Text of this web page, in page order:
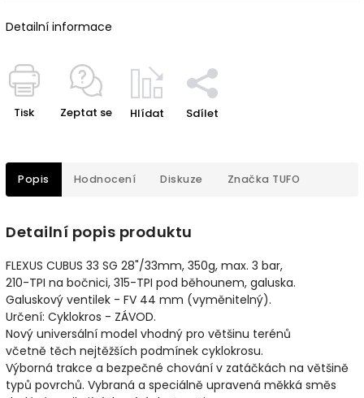
Detailní informace
Tisk Zeptat se Hlídat Sdílet
Popis Hodnocení Diskuze Značka TUFO
Detailní popis produktu
FLEXUS CUBUS 33 SG 28"/33mm, 350g, max. 3 bar,
210-TPI na bočnici, 315-TPI pod běhounem, galuska.
Galuskový ventilek - FV 44 mm (vyměnitelný).
Určení: Cyklokros - ZÁVOD.
Nový universální model vhodný pro většinu terénů
včetně těch nejtěžších podmínek cyklokrosu.
Výborná trakce a bezpečné chování v zatáčkách na většině
typů povrchů. Vybraná a speciálně upravená měkká směs